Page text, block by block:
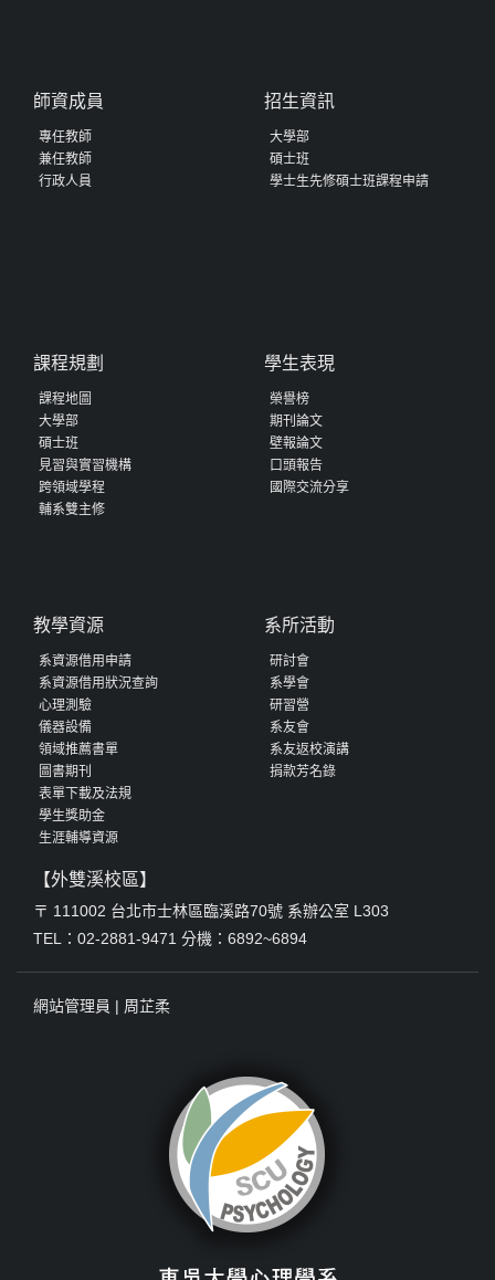
師資成員
專任教師
兼任教師
行政人員
招生資訊
大學部
碩士班
學士生先修碩士班課程申請
課程規劃
課程地圖
大學部
碩士班
見習與實習機構
跨領域學程
輔系雙主修
學生表現
榮譽榜
期刊論文
壁報論文
口頭報告
國際交流分享
教學資源
系資源借用申請
系資源借用狀況查詢
心理測驗
儀器設備
領域推薦書單
圖書期刊
表單下載及法規
學生獎助金
生涯輔導資源
系所活動
研討會
系學會
研習營
系友會
系友返校演講
捐款芳名錄
【外雙溪校區】
〒 111002 台北市士林區臨溪路70號 系辦公室 L303
TEL：02-2881-9471 分機：6892~6894
網站管理員 | 周芷柔